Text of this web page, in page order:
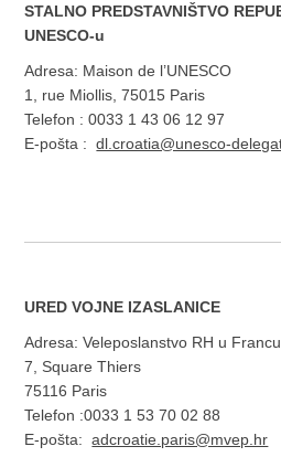
STALNO PREDSTAVNIŠTVO
UNESCO-u
Adresa: Maison de l’UNESCO
1, rue Miollis, 75015 Paris
Telefon : 0033 1 43 06 12 97
E-pošta :dl.croatia@unesco-
URED VOJNE IZASLANICE
Adresa: Veleposlanstvo RH u
7, Square Thiers
75116 Paris
Telefon :0033 1 53 70 02 88
E-pošta:adcroatie.paris@mvep.hr